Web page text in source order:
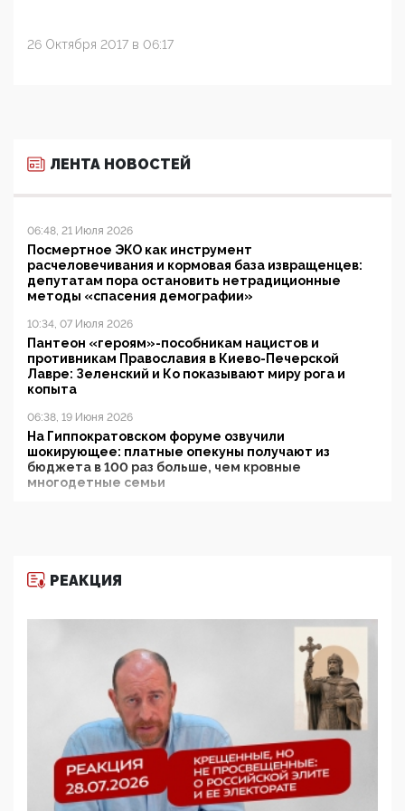
26 Октября 2017 в 06:17
ЛЕНТА НОВОСТЕЙ
06:48, 21 Июля 2026
Посмертное ЭКО как инструмент
расчеловечивания и кормовая база извращенцев:
депутатам пора остановить нетрадиционные
методы «спасения демографии»
10:34, 07 Июля 2026
Пантеон «героям»-пособникам нацистов и
противникам Православия в Киево-Печерской
Лавре: Зеленский и Ко показывают миру рога и
копыта
06:38, 19 Июня 2026
На Гиппократовском форуме озвучили
шокирующее: платные опекуны получают из
бюджета в 100 раз больше, чем кровные
многодетные семьи
11:53, 09 Июня 2026
деятельность ИИТО ЮНЕСКО в России, но
цифроглобалисты продолжают определять
повестку в образовании
09:43, 01 Июня 2026
5G за счет здоровья граждан: Минцифры намерено
отобрать у регионов и муниципалитетов право
защищать жилые дома и социальные объекты от
05:58, 26 Мая 2026
Роскомнадзор освободили от борца с
РЕАКЦИЯ